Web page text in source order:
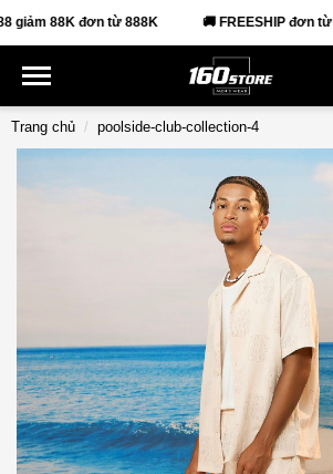
88K đơn từ 888K 🚚 FREESHIP đơn từ 88K
Trang chủ poolside-club-collection-4